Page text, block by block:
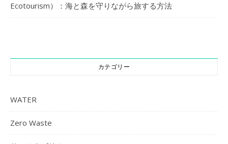
Ecotourism）：海と森を守りながら旅する方法
カテゴリー
WATER
Zero Waste